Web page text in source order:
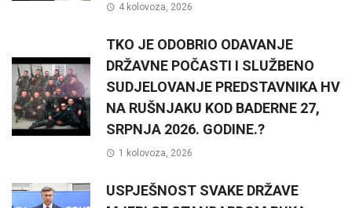
4 kolovoza, 2026
TKO JE ODOBRIO ODAVANJE
DRŽAVNE POČASTI I SLUŽBENO
SUDJELOVANJE PREDSTAVNIKA HV
NA RUŠNJAKU KOD BADERNE 27,
SRPNJA 2026. GODINE.?
1 kolovoza, 2026
USPJEŠNOST SVAKE DRŽAVE